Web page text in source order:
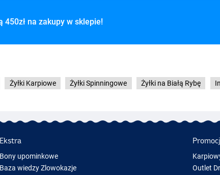
450zł na zakupy w sklepie!
Żyłki Karpiowe Żyłki Spinningowe Żyłki na Białą Rybę
Ekstra
Bony upominkowe
Baza wiedzy Zlowokazje
Outlet